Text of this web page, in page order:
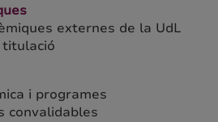
externes de la UdL
i programes
convalidables